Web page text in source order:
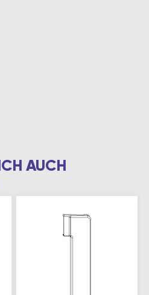
AUCH